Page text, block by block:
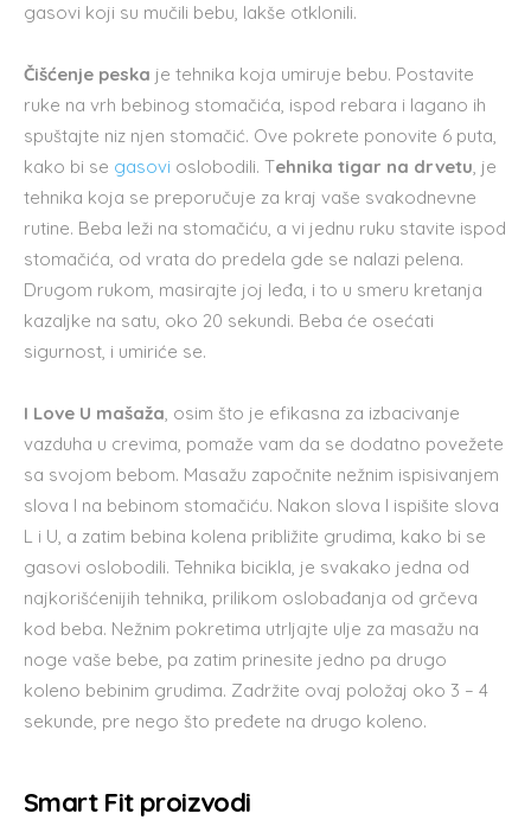
gasovi koji su mučili bebu, lakše otklonili.
Čišćenje peska je tehnika koja umiruje bebu. Postavite
ruke na vrh bebinog stomačića, ispod rebara i lagano ih
spuštajte niz njen stomačić. Ove pokrete ponovite 6 puta,
kako bi se gasovi oslobodili. Tehnika tigar na drvetu, je
tehnika koja se preporučuje za kraj vaše svakodnevne
rutine. Beba leži na stomačiću, a vi jednu ruku stavite ispod
stomačića, od vrata do predela gde se nalazi pelena.
Drugom rukom, masirajte joj leđa, i to u smeru kretanja
kazaljke na satu, oko 20 sekundi. Beba će osećati
sigurnost, i umiriće se.
I Love U mašaža, osim što je efikasna za izbacivanje
vazduha u crevima, pomaže vam da se dodatno povežete
sa svojom bebom. Masažu započnite nežnim ispisivanjem
slova I na bebinom stomačiću. Nakon slova I ispišite slova
L i U, a zatim bebina kolena približite grudima, kako bi se
gasovi oslobodili. Tehnika bicikla, je svakako jedna od
najkorišćenijih tehnika, prilikom oslobađanja od grčeva
kod beba. Nežnim pokretima utrljajte ulje za masažu na
noge vaše bebe, pa zatim prinesite jedno pa drugo
koleno bebinim grudima. Zadržite ovaj položaj oko 3 – 4
sekunde, pre nego što pređete na drugo koleno.
Smart Fit proizvodi